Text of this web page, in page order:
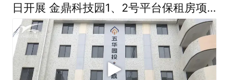
日开展 金鼎科技园1、2号平台保租房项
目上线